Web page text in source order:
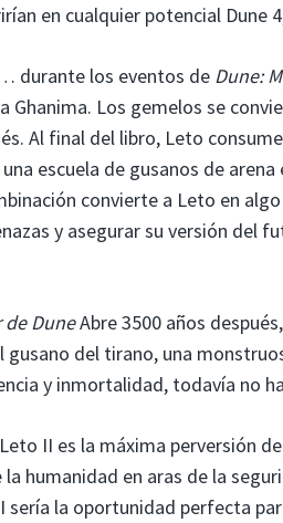
en cualquier potencial Dune
durante los eventos de Dune:
Ghanima. Los gemelos se
Al final del libro, Leto
escuela de gusanos de
convierte a Leto en
y asegurar su versión del
de DuneAbre 3500 años
del tirano, una
y inmortalidad, todavía no
II es la máxima perversión
humanidad en aras de la
la oportunidad perfecta